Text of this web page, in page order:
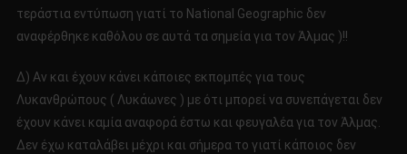
τεράστια εντύπωση γιατί το National Geographic δεν
αναφέρθηκε καθόλου σε αυτά τα σημεία για τον Άλμας )!!
Δ) Αν και έχουν κάνει κάποιες εκπομπές για τους
Λυκανθρώπους ( Λυκάωνες ) με ότι μπορεί να συνεπάγεται δεν
έχουν κάνει καμία αναφορά έστω και φευγαλέα για τον Άλμας.
Δεν έχω καταλάβει μέχρι και σήμερα το γιατί κάποιος δεν